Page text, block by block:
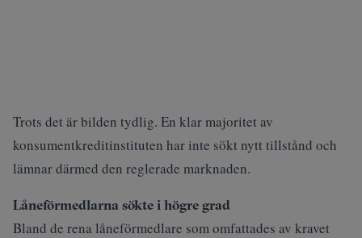
Trots det är bilden tydlig. En klar majoritet av
konsumentkreditinstituten har inte sökt nytt tillstånd och
lämnar därmed den reglerade marknaden.
Låneförmedlarna sökte i högre grad
Bland de rena låneförmedlare som omfattades av kravet